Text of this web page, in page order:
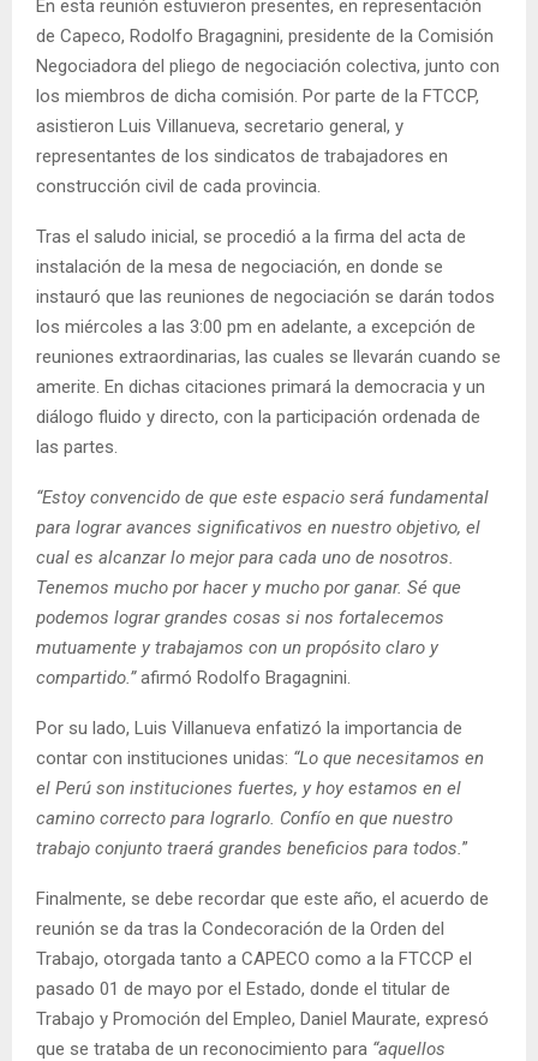
En esta reunión estuvieron presentes, en representación
de Capeco, Rodolfo Bragagnini, presidente de la Comisión
Negociadora del pliego de negociación colectiva, junto con
los miembros de dicha comisión. Por parte de la FTCCP,
asistieron Luis Villanueva, secretario general, y
representantes de los sindicatos de trabajadores en
construcción civil de cada provincia.
Tras el saludo inicial, se procedió a la firma del acta de
instalación de la mesa de negociación, en donde se
instauró que las reuniones de negociación se darán todos
los miércoles a las 3:00 pm en adelante, a excepción de
reuniones extraordinarias, las cuales se llevarán cuando se
amerite. En dichas citaciones primará la democracia y un
diálogo fluido y directo, con la participación ordenada de
las partes.
“Estoy convencido de que este espacio será fundamental
para lograr avances significativos en nuestro objetivo, el
cual es alcanzar lo mejor para cada uno de nosotros.
Tenemos mucho por hacer y mucho por ganar. Sé que
podemos lograr grandes cosas si nos fortalecemos
mutuamente y trabajamos con un propósito claro y
compartido.”afirmó Rodolfo Bragagnini.
Por su lado, Luis Villanueva enfatizó la importancia de
contar con instituciones unidas: “Lo que necesitamos en
el Perú son instituciones fuertes, y hoy estamos en el
camino correcto para lograrlo. Confío en que nuestro
trabajo conjunto traerá grandes beneficios para todos.”
Finalmente, se debe recordar que este año, el acuerdo de
reunión se da tras la Condecoración de la Orden del
Trabajo, otorgada tanto a CAPECO como a la FTCCP el
pasado 01 de mayo por el Estado, donde el titular de
Trabajo y Promoción del Empleo, Daniel Maurate, expresó
que se trataba de un reconocimiento para “aquellos